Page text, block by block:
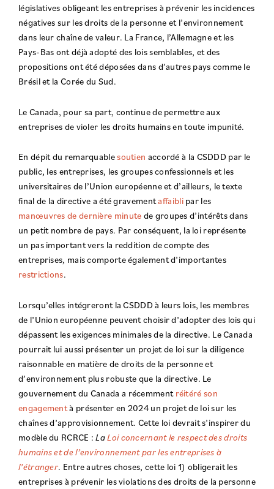
législatives obligeant les entreprises à prévenir les incidences
négatives sur les droits de la personne et l’environnement
dans leur chaîne de valeur. La France, l’Allemagne et les
Pays-Bas ont déjà adopté des lois semblables, et des
propositions ont été déposées dans d’autres pays comme le
Brésil et la Corée du Sud.
Le Canada, pour sa part, continue de permettre aux
entreprises de violer les droits humains en toute impunité.
En dépit du remarquablesoutien accordé à la CSDDD par le
public, les entreprises, les groupes confessionnels et les
universitaires de l’Union européenne et d’ailleurs, le texte
final de la directive a été gravementaffaiblipar les
manœuvres de dernière minute de groupes d’intérêts dans
un petit nombre de pays. Par conséquent, la loi représente
un pas important vers la reddition de compte des
entreprises, mais comporte également d’importantes
restrictions.
Lorsqu’elles intégreront la CSDDD à leurs lois, les membres
de l’Union européenne peuvent choisir d’adopter des lois qui
dépassent les exigences minimales de la directive. Le Canada
pourrait lui aussi présenter un projet de loi sur la diligence
raisonnable en matière de droits de la personne et
d’environnement plus robuste que la directive. Le
gouvernement du Canada a récemment réitéré son
engagementà présenter en 2024 un projet de loi sur les
chaînes d’approvisionnement. Cette loi devrait s’inspirer du
modèle du RCRCE :LaLoi concernant le respect des droits
humains et de l’environnement par les entreprises à
l’étranger. Entre autres choses, cette loi 1) obligerait les
entreprises à prévenir les violations des droits de la personne